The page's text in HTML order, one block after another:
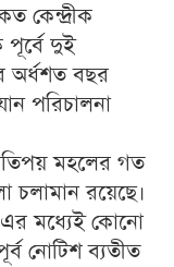
কেন্দ্রীক
দুই
অর্ধশত বছর
পরিচালনা
মহলের গত
রয়েছে।
এর মধ্যেই কোনো
নোটিশ ব্যতীত